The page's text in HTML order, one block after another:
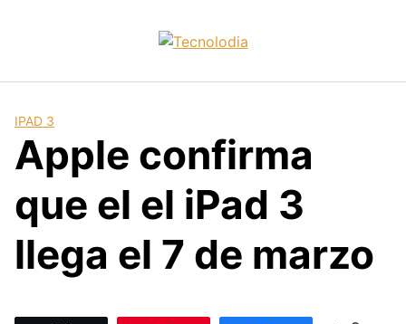
IPAD 3
Apple confirma
que el el iPad 3
llega el 7 de marzo